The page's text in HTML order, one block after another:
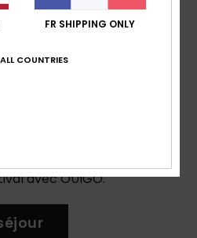
avec OUIGO.
FR SHIPPING ONLY
COUNTRIES